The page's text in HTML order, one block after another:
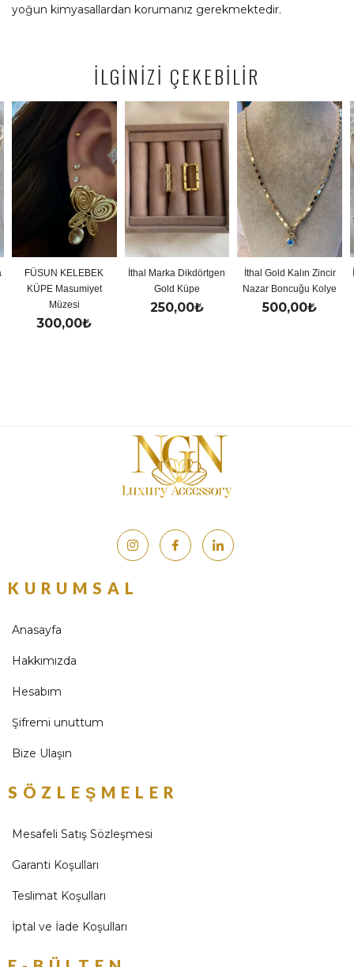
yoğun kimyasallardan korumanız gerekmektedir.
İLGİNİZİ ÇEKEBİLİR
KELEBEK
İthal Marka Dikdörtgen
Gold Küpe
İthal Gold Kalın Zincir
Nazar Boncuğu Kolye
İthal Gold
Y
KURUMSAL
Anasayfa
Hakkımızda
Hesabım
Şifremi unuttum
Bize Ulaşın
SÖZLEŞMELER
Mesafeli Satış Sözleşmesi
Garanti Koşulları
Teslimat Koşulları
İptal ve İade Koşulları